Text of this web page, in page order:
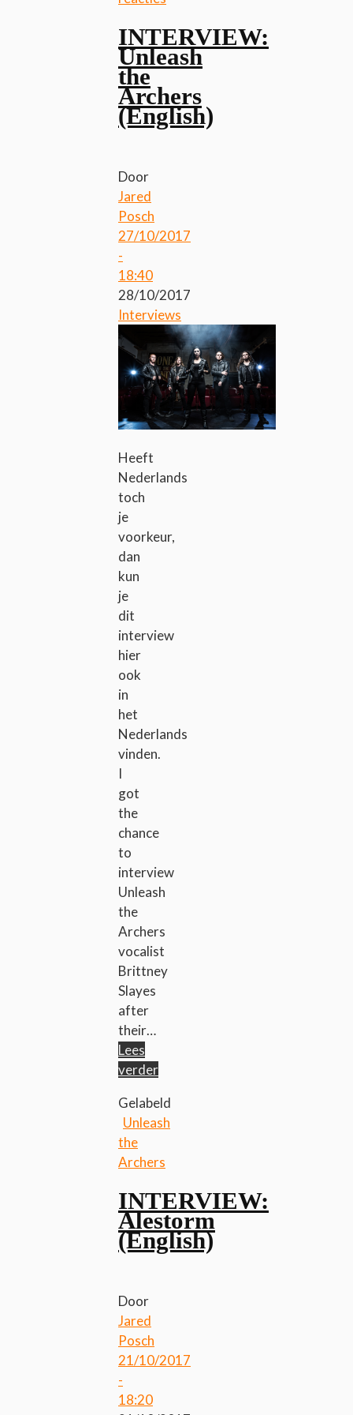
INTERVIEW:
Unleash
the
Archers
(English)
Door
Jared
Posch
27/10/2017
-
18:40
28/10/2017
Interviews
Heeft
Nederlands
toch
je
voorkeur,
dan
kun
je
dit
interview
hier
ook
in
het
Nederlands
vinden.
I
got
the
chance
to
interview
Unleash
the
Archers
vocalist
Brittney
Slayes
after
their…
Lees
verder
Gelabeld
Unleash
the
Archers
INTERVIEW:
Alestorm
(English)
Door
Jared
Posch
21/10/2017
-
18:20